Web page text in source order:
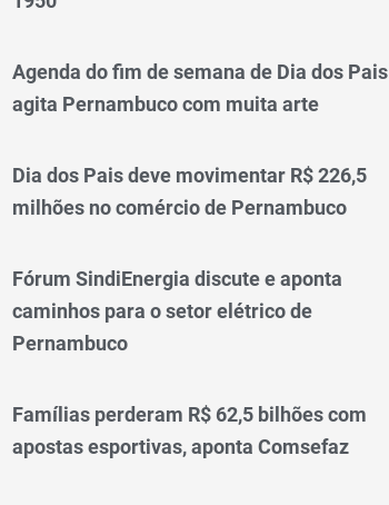
Agenda do fim de semana de Dia dos Pais
agita Pernambuco com muita arte
Dia dos Pais deve movimentar R$ 226,5
milhões no comércio de Pernambuco
Fórum SindiEnergia discute e aponta
caminhos para o setor elétrico de
Pernambuco
Famílias perderam R$ 62,5 bilhões com
apostas esportivas, aponta Comsefaz